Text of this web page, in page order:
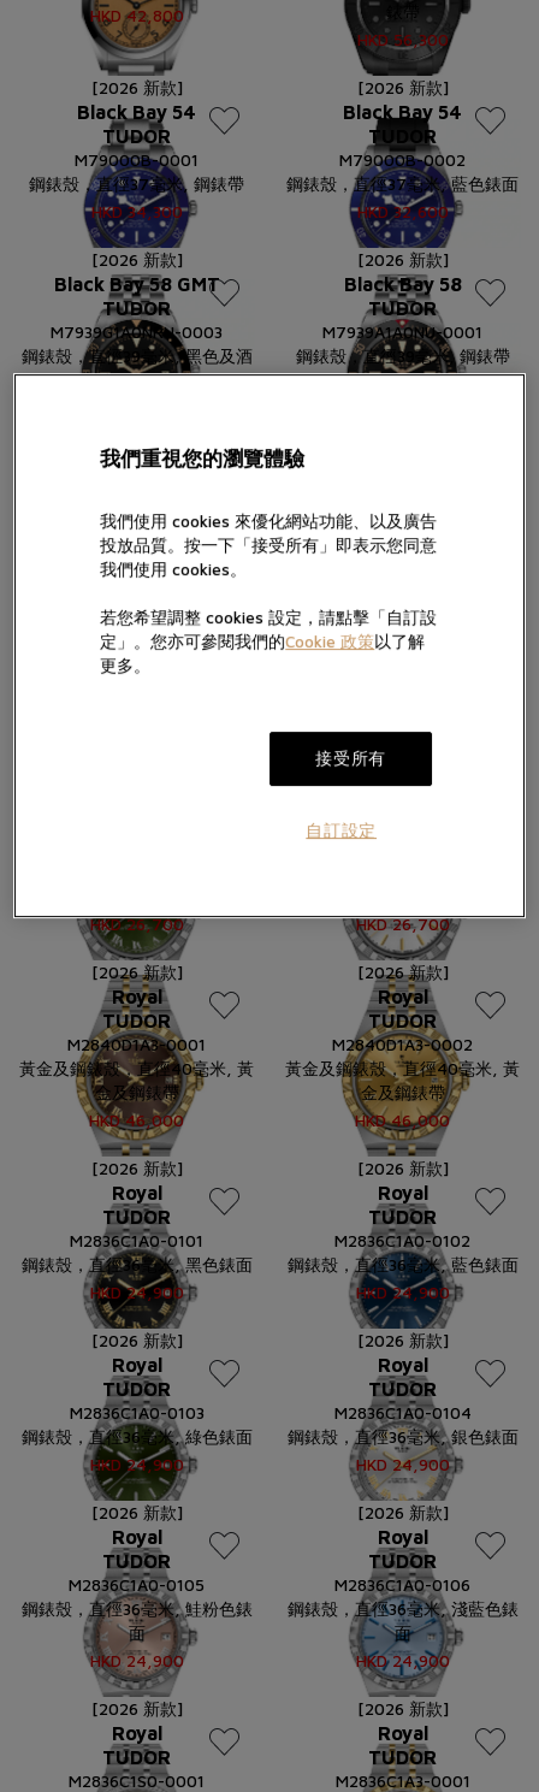
HKD42,800
錶帶
HKD 56,300
[2026 新款]
Black Bay 54
TUDOR
M79000B-0001
鋼錶殼，直徑37毫米, 鋼錶帶
HKD34,300
[2026 新款]
Black Bay 54
TUDOR
M79000B-0002
鋼錶殼，直徑37毫米, 藍色錶面
HKD32,600
[2026 新款]
Black Bay 58 GMT
TUDOR
M7939G1A0NRU-0003
鋼錶殼，直徑39毫米, 黑色及酒
紅色外圈
[2026 新款]
Black Bay 58
TUDOR
M7939A1A0NU-0001
鋼錶殼，直徑39毫米, 鋼錶帶
HKD38,800
[2026 新款]
M7939A1A0NU-0002
鋼錶殼，直徑39毫米, 鋼錶帶
HKD 37,900
M7939A1A0NU-0003
鋼錶殼，直徑39毫米, 橡膠錶帶
[2026 新款]
Royal
TUDOR
[2026 新款]
Royal
HKD
HKD26,700
HKD26,700
[2026 新款]
Royal
TUDOR
M2840D1A3-0001
黃金及鋼錶殼，直徑40毫米, 黃
金及鋼錶帶
HKD46,000
[2026 新款]
Royal
TUDOR
M2840D1A3-0002
黃金及鋼錶殼，直徑40毫米, 黃
金及鋼錶帶
HKD46,000
[2026 新款]
Royal
TUDOR
M2836C1A0-0101
鋼錶殼，直徑36毫米, 黑色錶面
HKD24,900
[2026 新款]
Royal
TUDOR
M2836C1A0-0102
鋼錶殼，直徑36毫米, 藍色錶面
HKD24,900
[2026 新款]
Royal
TUDOR
M2836C1A0-0103
鋼錶殼，直徑36毫米, 綠色錶面
HKD24,900
[2026 新款]
Royal
TUDOR
M2836C1A0-0104
鋼錶殼，直徑36毫米, 銀色錶面
HKD24,900
[2026 新款]
Royal
TUDOR
M2836C1A0-0105
鋼錶殼，直徑36毫米, 鮭粉色錶
面
HKD24,900
[2026 新款]
Royal
TUDOR
M2836C1A0-0106
鋼錶殼，直徑36毫米, 淺藍色錶
面
HKD24,900
[2026 新款]
Royal
TUDOR
M2836C1S0-0001
[2026 新款]
Royal
TUDOR
M2836C1A3-0001
我們重視您的瀏覽體驗
我們使用 cookies 來優化網站功能、以及廣告
投放品質。按一下「接受所有」即表示您同意
我們使用 cookies。
若您希望調整 cookies 設定，請點擊「自訂設
定」。您亦可參閱我們的Cookie 政策以了解
更多。
接受所有
自訂設定